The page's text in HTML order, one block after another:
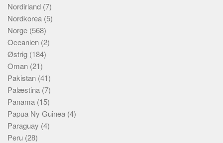
Nordirland (7)
Nordkorea (5)
Norge (568)
Oceanien (2)
Østrig (184)
Oman (21)
Pakistan (41)
Palæstina (7)
Panama (15)
Papua Ny Guinea (4)
Paraguay (4)
Peru (28)